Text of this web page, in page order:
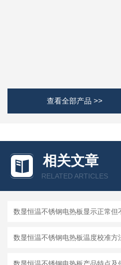
查看全部产品 >>
相关文章
RELATED ARTICLES